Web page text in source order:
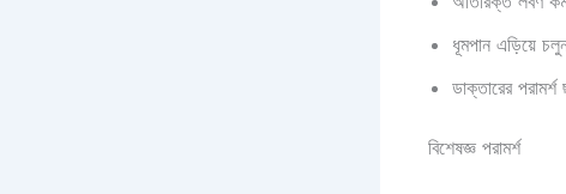
ধূমপান এড়িয়ে
ডাক্তারের
বিশেষজ্ঞ পরামর্শ